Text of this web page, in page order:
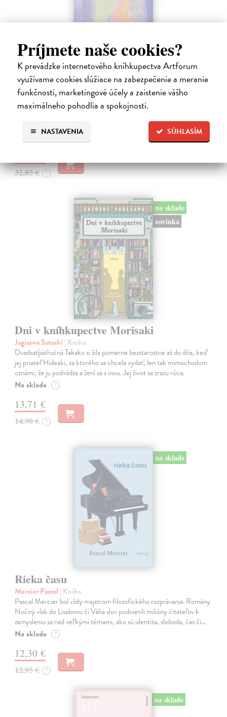
Príjmete naše cookies?
K prevádzke internetového kníhkupectva Artforum
využívame cookies slúžiace na zabezpečenie a meranie
funkčnosti, marketingové účely a zaistenie vášho
maximálneho pohodlia a spokojnosti.
SÚHLASÍM
NASTAVENIA
Město a jeho nejisté zdi
Murakami Haruki| Kniha
Ty jsi to byla, kdo mi vyprávěl o tom městě. Město a jeho nejisté zdi –
dlouho očekávaný román Harukiho Murakamiho volně navazuje na
autorovu starší novelu z roku 1980 a tematicky se prolíná s jeho
Na sklade ?
32,85 € ?
na sklade
novinka
Dni v kníhkupectve Morisaki
Jagisawa Satoshi | Kniha
Dvadsaťpäťročná Takako si žila pomerne bezstarostne až do dňa, keď
jej priateľ Hideaki, za ktorého sa chcela vydať, len tak mimochodom
oznámi, že ju podvádza a žení sa s inou. Jej život sa zrazu rúca.
Na sklade ?
13,71 €
14,90 € ?
na sklade
Rieka času
Mercier Pascal | Kniha
Pascal Mercier bol vždy majstrom filozofického rozprávania. Romány
Nočný vlak do Lisabonu či Váha slov podnietili milióny čitateľov k
zamysleniu sa nad veľkými témami, ako sú identita, sloboda, čas či…
Na sklade ?
12,30 €
12,95 € ?
na sklade